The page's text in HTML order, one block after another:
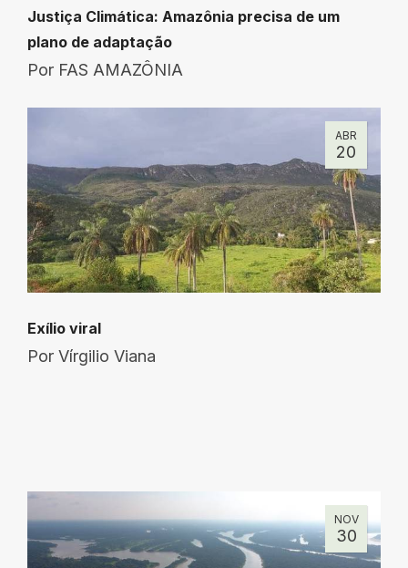
Justiça Climática: Amazônia precisa de um
plano de adaptação
Por FAS AMAZÔNIA
ABR
20
Exílio viral
Por Vírgilio Viana
NOV
30